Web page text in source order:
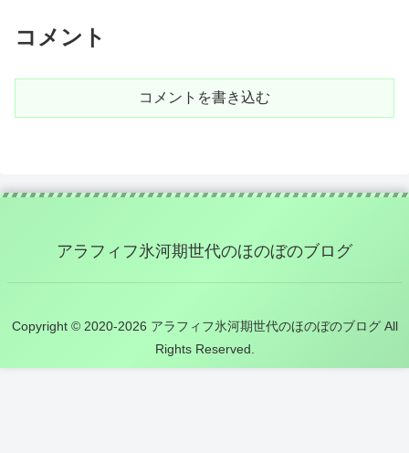
コメント
コメントを書き込む
アラフィフ氷河期世代のほのぼのブログ
Copyright © 2020-2026 アラフィフ氷河期世代のほのぼのブログ All
Rights Reserved.